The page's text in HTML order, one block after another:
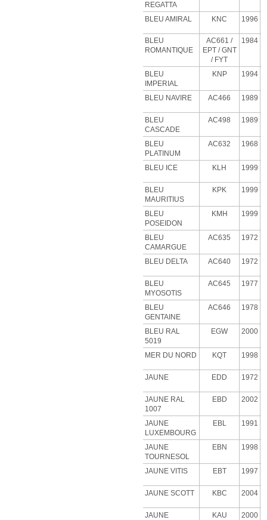
REGATTA
BLEU AMIRAL KNC 1996
BLEU
ROMANTIQUE
AC661 /
EPT / GNT
/ FYT
1984
BLEU
IMPERIAL
KNP 1994
BLEU NAVIRE AC466 1989
BLEU
CASCADE
AC498 1989
BLEU
PLATINUM
AC632 1968
BLEU ICE KLH 1999
BLEU
MAURITIUS
KPK 1999
BLEU
POSEIDON
KMH 1999
BLEU
CAMARGUE
AC635 1972
BLEU DELTA AC640 1972
BLEU
MYOSOTIS
AC645 1977
BLEU
GENTAINE
AC646 1978
BLEU RAL
5019
EGW 2000
MER DU NORD KQT 1998
JAUNE EDD 1972
JAUNE RAL
1007
EBD 2002
JAUNE
LUXEMBOURG
EBL 1991
JAUNE
TOURNESOL
EBN 1998
JAUNE VITIS EBT 1997
JAUNE SCOTT KBC 2004
JAUNE
KAU 2000